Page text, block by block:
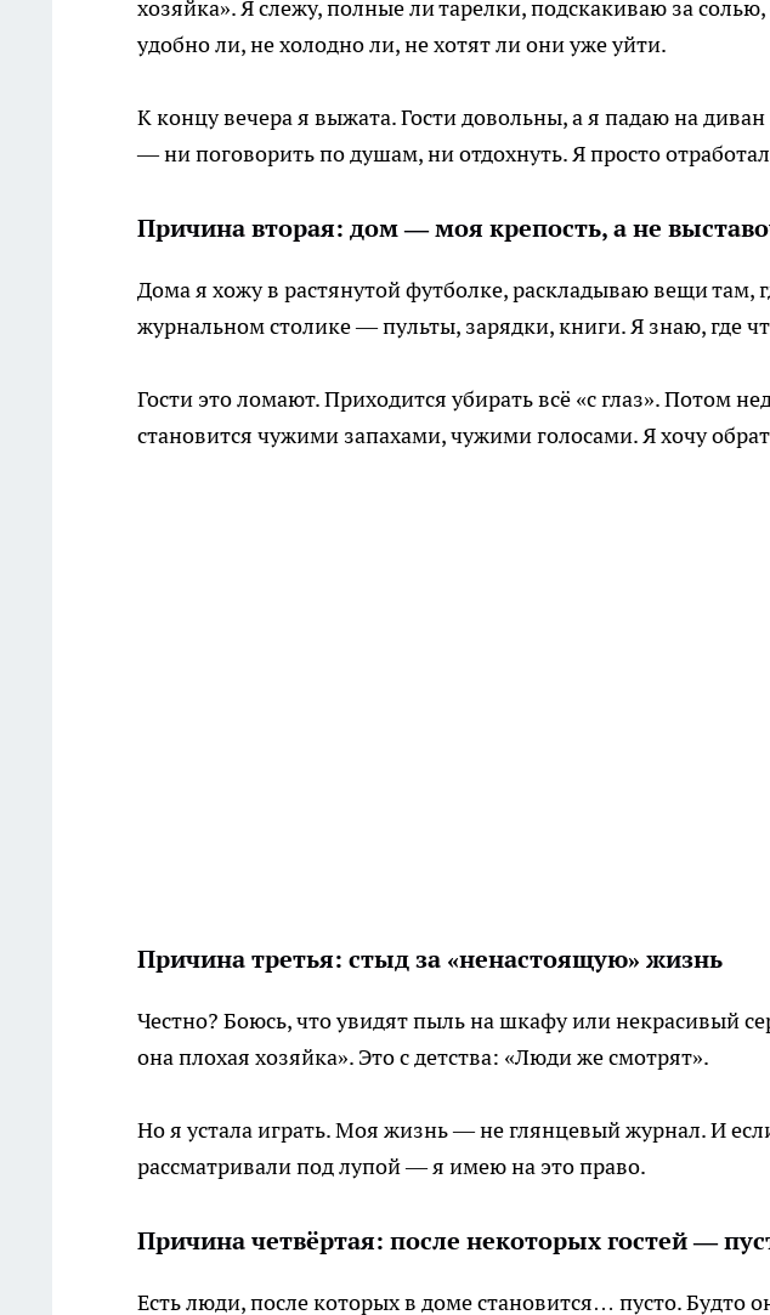
хозяйка». Я слежу, полные ли тарелки, подскакиваю за
удобно ли, не холодно ли, не хотят ли они уже уйти.
К концу вечера я выжата. Гости довольны, а я падаю на
— ни поговорить по душам, ни отдохнуть. Я просто
Причина вторая: дом — моя крепость, а не
Дома я хожу в растянутой футболке, раскладываю вещи там,
журнальном столике — пульты, зарядки, книги. Я знаю, где
Гости это ломают. Приходится убирать всё «с глаз». Потом
становится чужими запахами, чужими голосами. Я хочу
Причина третья: стыд за «ненастоящую» жизнь
Честно? Боюсь, что увидят пыль на шкафу или некрасивый
она плохая хозяйка». Это с детства: «Люди же смотрят».
Но я устала играть. Моя жизнь — не глянцевый журнал. И
рассматривали под лупой — я имею на это право.
Причина четвёртая: после некоторых гостей —
Есть люди, после которых в доме становится… пусто. Будто